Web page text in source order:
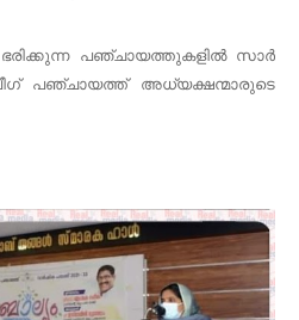
ഭരിക്കുന്ന പഞ്ചായത്തുകളില്‍ സാര്‍
പഞ്ചായത്ത് അധ്യക്ഷന്മാരുടെ